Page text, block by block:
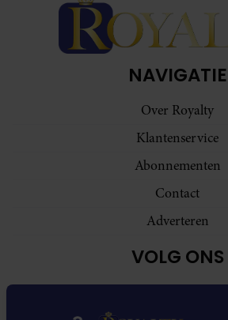
NAVIGATIE
Over Royalty
Klantenservice
Abonnementen
Contact
Adverteren
VOLG ONS